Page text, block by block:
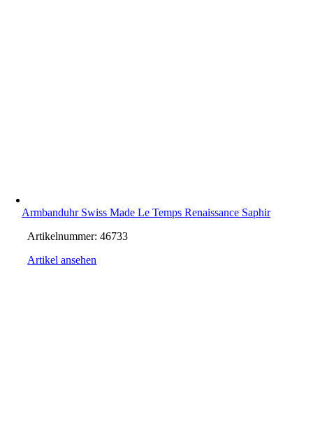
Armbanduhr Swiss Made Le Temps Renaissance Saphir
Artikelnummer:46733
Artikel ansehen